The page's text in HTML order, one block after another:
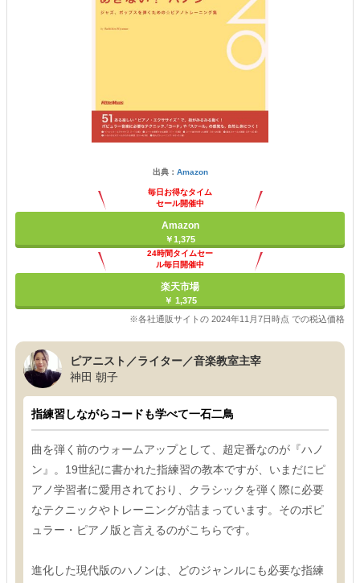
出典： Amazon
毎日お得なタイム
セール開催中
Amazon
￥1,375
24時間タイムセー
ル毎日開催中
楽天市場
￥ 1,375
※各社通販サイトの 2024年11月7日時点 での税込価格
ピアニスト／ライター／音楽教室主宰
神田 朝子
指練習しながらコードも学べて一石二鳥
曲を弾く前のウォームアップとして、超定番なのが『ハノ
ン』。19世紀に書かれた指練習の教本ですが、いまだにピ
アノ学習者に愛用されており、クラシックを弾く際に必要
なテクニックやトレーニングが詰まっています。そのポピ
ュラー・ピアノ版と言えるのがこちらです。
進化した現代版のハノンは、どのジャンルにも必要な指練